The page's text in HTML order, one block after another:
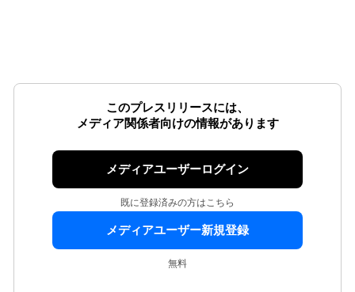
このプレスリリースには、
メディア関係者向けの情報があります
メディアユーザーログイン
既に登録済みの方はこちら
メディアユーザー新規登録
無料